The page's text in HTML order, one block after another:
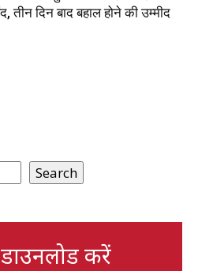
तीन दिन बाद बहाल होने की उम्मीद
Search
करें